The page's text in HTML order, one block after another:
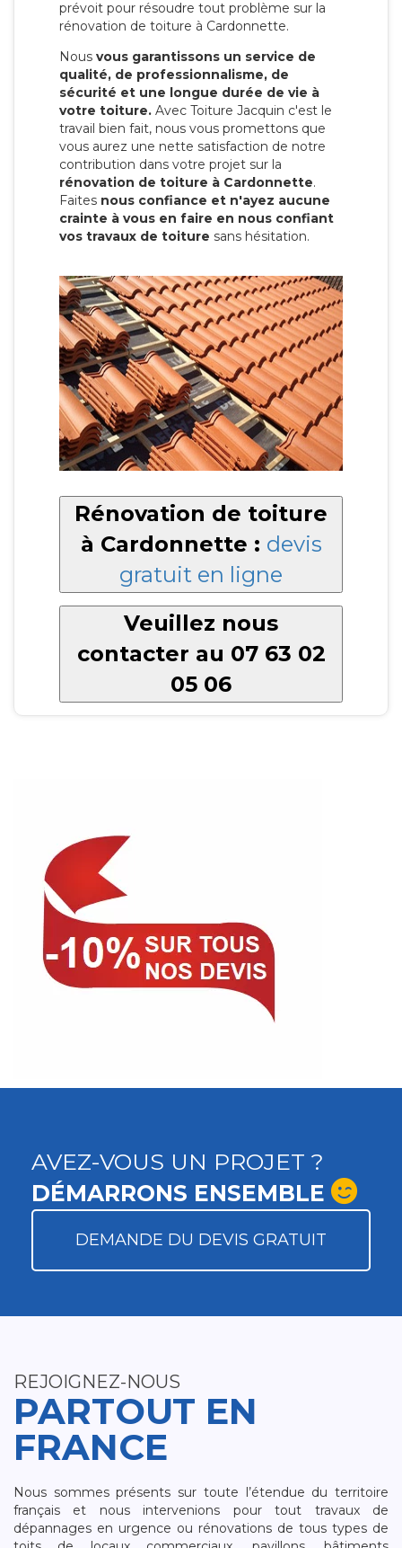
prévoit pour résoudre tout problème sur la
rénovation de toiture à Cardonnette.
Nous vous garantissons un service de
qualité, de professionnalisme, de
sécurité et une longue durée de vie à
votre toiture. Avec Toiture Jacquin c'est le
travail bien fait, nous vous promettons que
vous aurez une nette satisfaction de notre
contribution dans votre projet sur la
rénovation de toiture à Cardonnette.
Faites nous confiance et n'ayez aucune
crainte à vous en faire en nous confiant
vos travaux de toiture sans hésitation.
Rénovation de toiture
à Cardonnette : devis
gratuit en ligne
Veuillez nous
contacter au 07 63 02
05 06
AVEZ-VOUS UN PROJET ?
DÉMARRONS ENSEMBLE
DEMANDE DU DEVIS GRATUIT
REJOIGNEZ-NOUS
PARTOUT EN
FRANCE
Nous sommes présents sur toute l’étendue du territoire
français et nous intervenions pour tout travaux de
dépannages en urgence ou rénovations de tous types de